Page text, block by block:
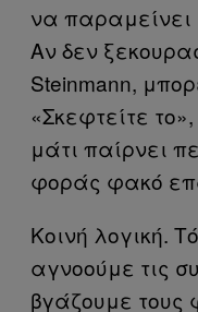
να
Αν δεν
Steinmann,
«Σκεφτείτε
μάτι παίρνει
φοράς φακό
Κοινή λογική.
αγνοούμε τις
βγάζουμε τους